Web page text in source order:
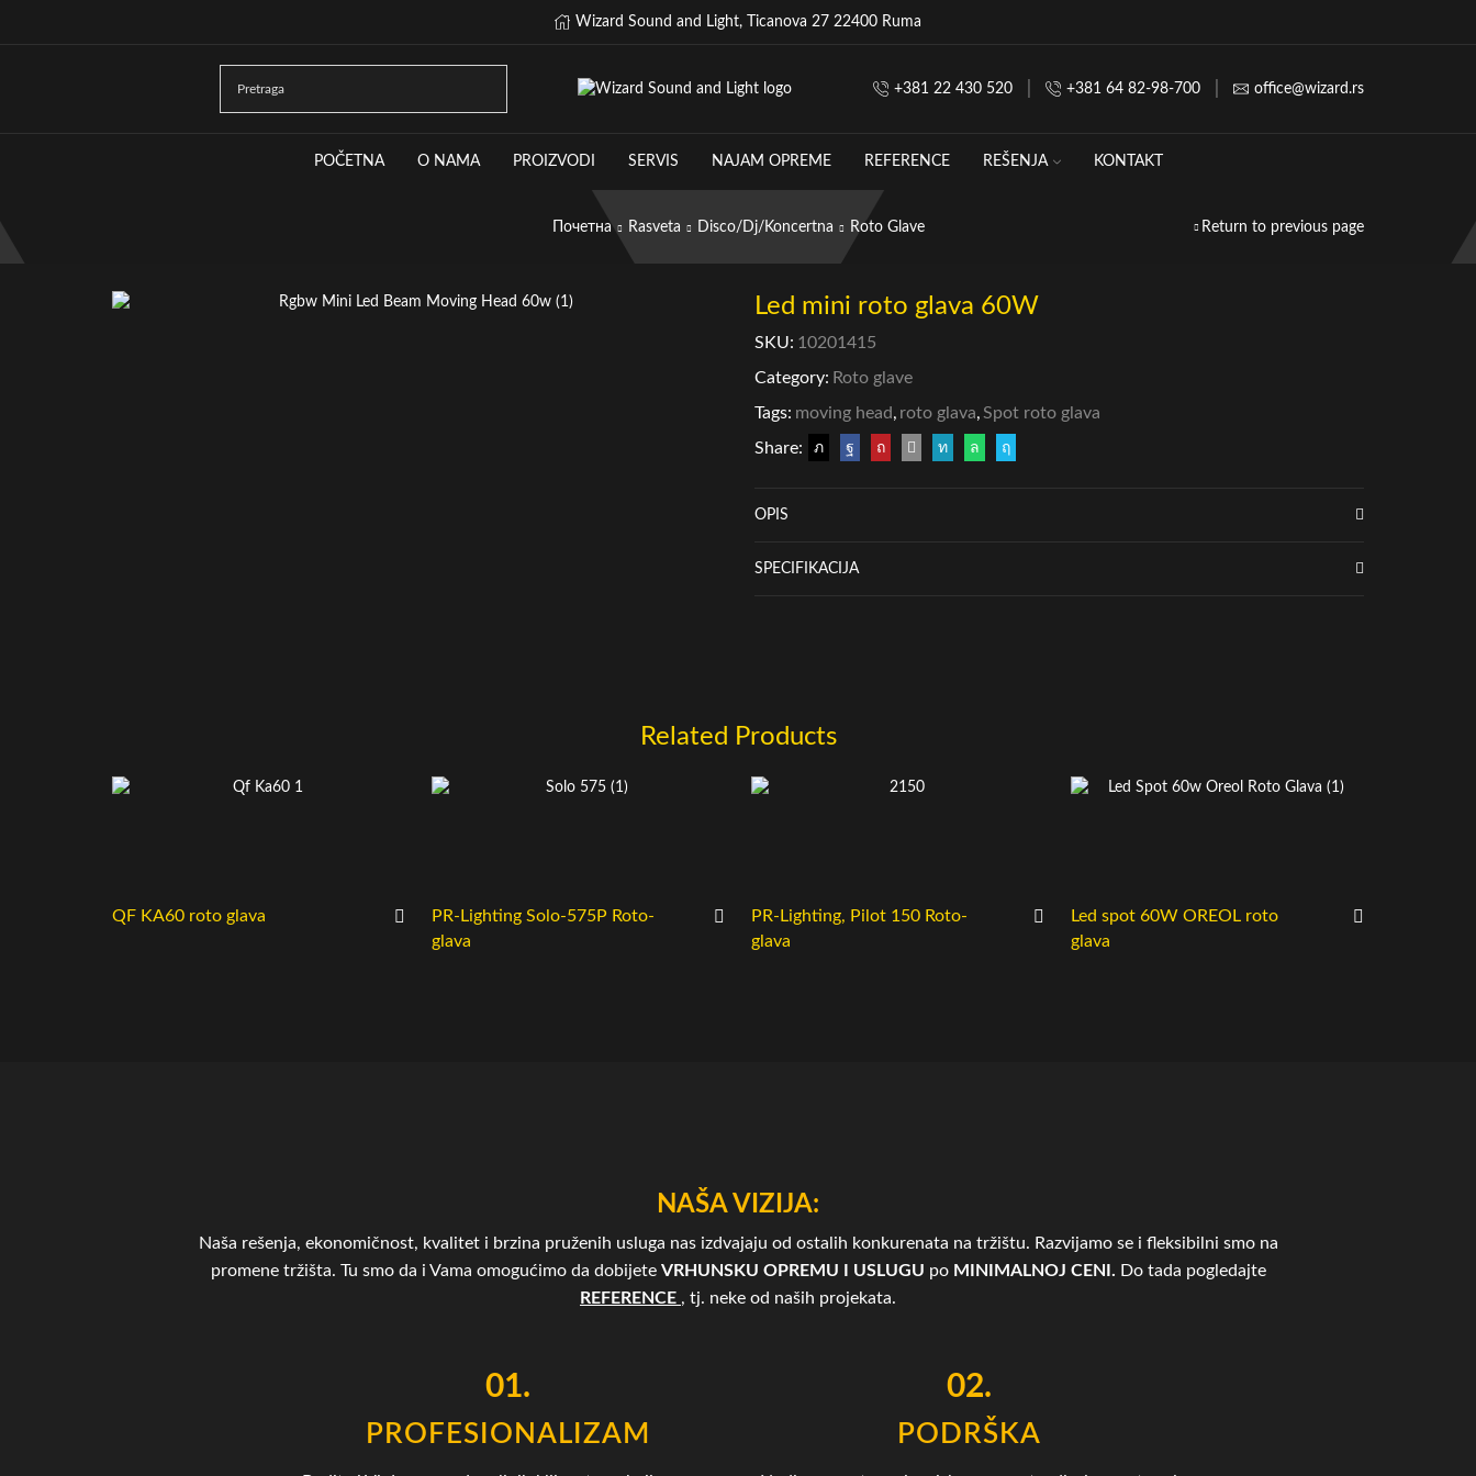
Wizard Sound and Light, Ticanova 27 22400 Ruma
+381 22 430 520 +381 64 82-98-700 office@wizard.rs
POČETNA O NAMA PROIZVODI SERVIS NAJAM OPREME REFERENCE REŠENJA KONTAKT
Почетна Rasveta Disco/Dj/Koncertna Roto Glave Return to previous page
Led mini roto glava 60W
SKU: 10201415
Category: Roto glave
Tags: moving head, roto glava,Spot roto glava
Share:
OPIS
SPECIFIKACIJA
Related Products
QF KA60 roto glava
PR-Lighting Solo-575P Roto-
glava
PR-Lighting, Pilot 150 Roto-
glava
Led spot 60W OREOL roto
glava
NAŠA VIZIJA:
Naša rešenja, ekonomičnost, kvalitet i brzina pruženih usluga nas izdvajaju od ostalih konkurenata na tržištu. Razvijamo se i fleksibilni smo na
promene tržišta. Tu smo da i Vama omogućimo da dobijete VRHUNSKU OPREMU I USLUGU po MINIMALNOJ CENI. Do tada pogledajte
REFERENCE , tj. neke od naših projekata.
01.
PROFESIONALIZAM
02.
PODRŠKA